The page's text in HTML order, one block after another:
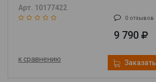
Арт. 10177422
0 отзывов
9 790
к сравнению Заказать